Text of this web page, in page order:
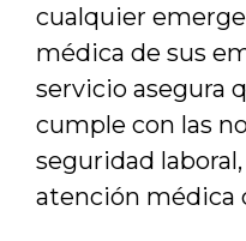
cualquier
médica de sus
servicio asegura
cumple con las
seguridad
atención médica